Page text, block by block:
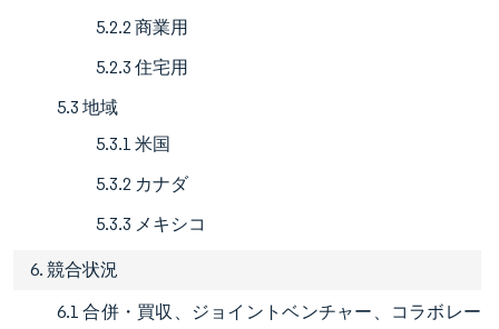
5.2.2 商業用
5.2.3 住宅用
5.3 地域
5.3.1 米国
5.3.2 カナダ
5.3.3 メキシコ
6. 競合状況
6.1 合併・買収、ジョイントベンチャー、コラボレー